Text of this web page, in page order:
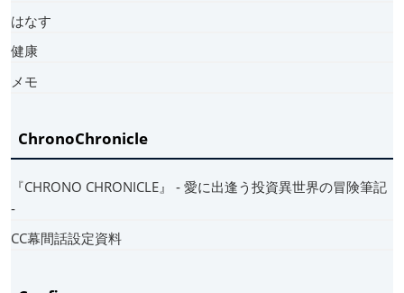
はなす
健康
メモ
ChronoChronicle
『CHRONO CHRONICLE』 ‐ 愛に出逢う投資異世界の冒険筆記
‐
CC幕間話設定資料